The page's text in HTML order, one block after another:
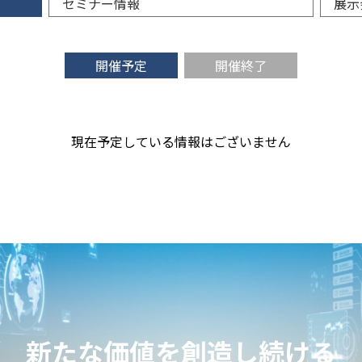
開催予定 開催終了
現在予定している情報はございません
新たな価値を創造し続ける